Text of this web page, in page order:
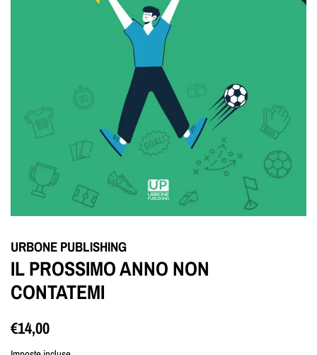
URBONE PUBLISHING
IL PROSSIMO ANNO NON
CONTATEMI
Prezzo
€14,00